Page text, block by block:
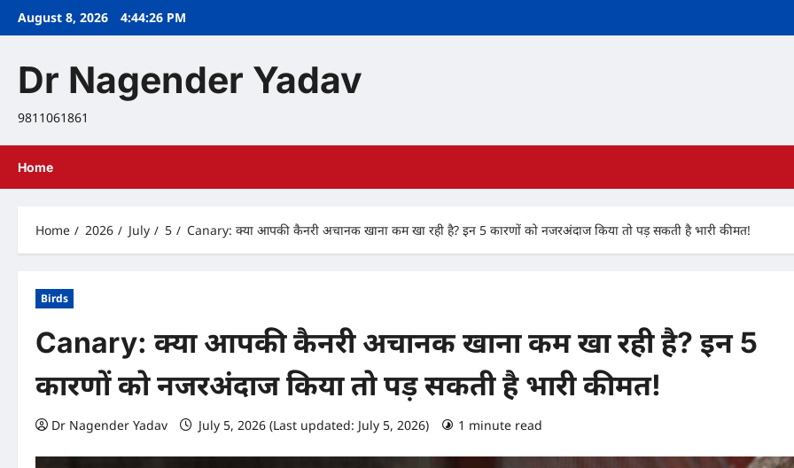
SkipAugust 8, 2026 4:44:27 PM
Dr Nagender Yadav
9811061861
Home
Home 2026 July 5 Canary: क्या आपकी कैनरी अचानक खाना कम खा रही है? इन 5 कारणों को नजरअंदाज किया तो पड़ सकती है भारी कीमत!
Birds
Canary: क्या आपकी कैनरी अचानक खाना कम खा रही है? इन 5
कारणों को नजरअंदाज किया तो पड़ सकती है भारी कीमत!
Dr Nagender Yadav July 5, 2026 (Last updated: July 5, 2026) 1 minute read